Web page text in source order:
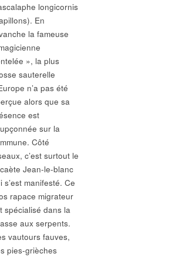
longicornis
En
la fameuse
», la plus
sauterelle
n’a pas été
alors que sa
est
sur la
Côté
c’est surtout le
Jean-le-blanc
s’est manifesté. Ce
rapace migrateur
spécialisé dans la
aux serpents.
vautours fauves,
pies-grièches